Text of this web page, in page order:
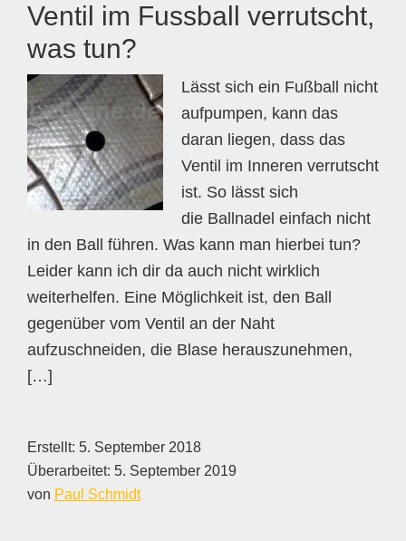
Ventil im Fussball verrutscht,
was tun?
Lässt sich ein Fußball nicht
aufpumpen, kann das
daran liegen, dass das
Ventil im Inneren verrutscht
ist. So lässt sich
die Ballnadel einfach nicht
in den Ball führen. Was kann man hierbei tun?
Leider kann ich dir da auch nicht wirklich
weiterhelfen. Eine Möglichkeit ist, den Ball
gegenüber vom Ventil an der Naht
aufzuschneiden, die Blase herauszunehmen,
[…]
Erstellt: 5. September 2018
Überarbeitet: 5. September 2019
von Paul Schmidt